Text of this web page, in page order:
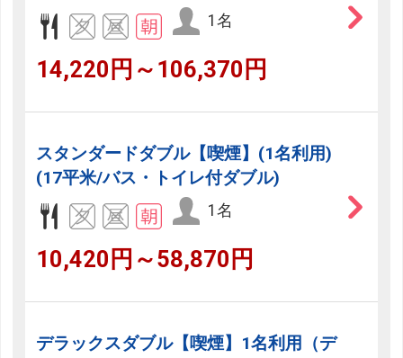
1名
14,220円～106,370円
スタンダードダブル【喫煙】(1名利用)
(17平米/バス・トイレ付ダブル)
1名
10,420円～58,870円
デラックスダブル【喫煙】1名利用（デ